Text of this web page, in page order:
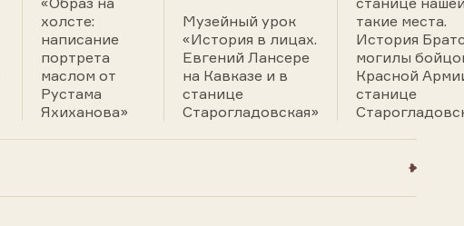
холсте:
написание
портрета
маслом от
Рустама
Яхиханова»
Музейный урок
«История в лицах.
Евгений Лансере
на Кавказе и в
станице
Старогладовская»
такие места.
История
могилы
Красной
станице